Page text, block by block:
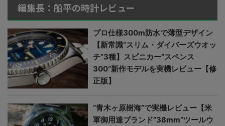
編集長：船平の時計レビュー
プロ仕様300m防水で薄型デザイン
【新常識“スリム・ダイバーズウオッ
チ”3種】スピニカー“スペンス
300”新作モデルを実機レビュー【修
正版】
“青木ヶ原樹海”で実機レビュー【米
軍御用達ブランド“38mm”ツールウ